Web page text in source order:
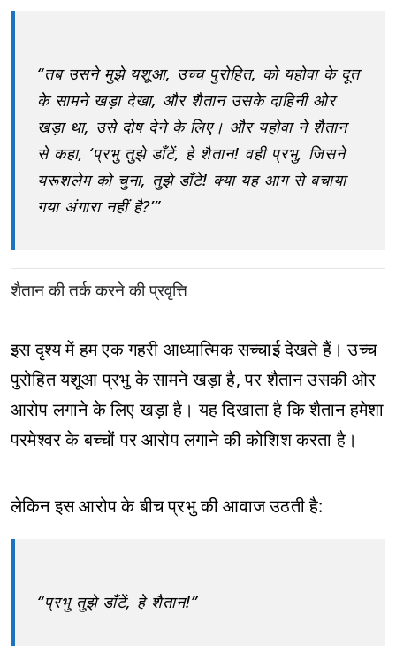
“तब उसने मुझे यशूआ, उच्च पुरोहित, को यहोवा के दूत
के सामने खड़ा देखा, और शैतान उसके दाहिनी ओर
खड़ा था, उसे दोष देने के लिए। और यहोवा ने शैतान
से कहा, ‘प्रभु तुझे डाँटें, हे शैतान! वही प्रभु, जिसने
यरूशलेम को चुना, तुझे डाँटे! क्या यह आग से बचाया
गया अंगारा नहीं है?’”
शैतान की तर्क करने की प्रवृत्ति
इस दृश्य में हम एक गहरी आध्यात्मिक सच्चाई देखते हैं। उच्च
पुरोहित यशूआ प्रभु के सामने खड़ा है, पर शैतान उसकी ओर
आरोप लगाने के लिए खड़ा है। यह दिखाता है कि शैतान हमेशा
परमेश्वर के बच्चों पर आरोप लगाने की कोशिश करता है।
लेकिन इस आरोप के बीच प्रभु की आवाज उठती है:
“प्रभु तुझे डाँटें, हे शैतान!”